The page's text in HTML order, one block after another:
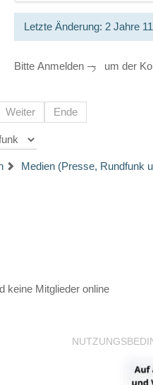
Letzte Änderung: 2 Jahre
BitteAnmelden um der
Weiter Ende
Medien (Presse, Rundfunk
keine Mitglieder online